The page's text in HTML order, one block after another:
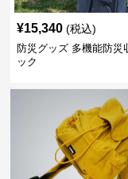
¥15,340 (税込)
防災グッズ 多機能防災
ック